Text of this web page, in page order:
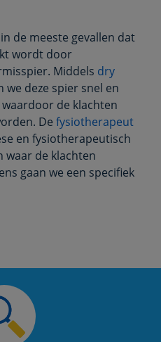
de meeste gevallen dat
wordt door
Middels dry
we deze spier snel en
de klachten
De fysiotherapeut
en fysiotherapeutisch
waar de klachten
gaan we een specifiek